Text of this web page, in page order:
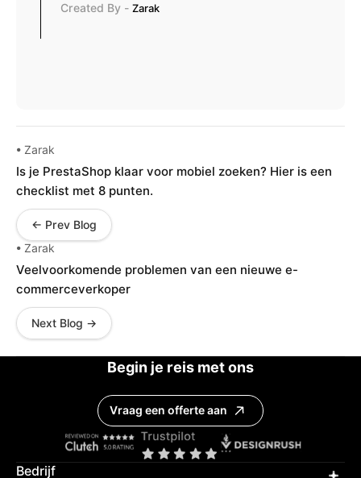
Created By - Zarak
• Zarak
Is je PrestaShop klaar voor mobiel zoeken? Hier is een
checklist met 8 punten.
← Prev Blog
• Zarak
Veelvoorkomende problemen van een nieuwe e-
commerceverkoper
Next Blog →
Begin je reis met ons
Vraag een offerte aan
Bedrijf